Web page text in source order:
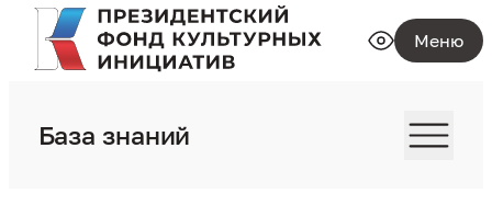
Меню
База знаний